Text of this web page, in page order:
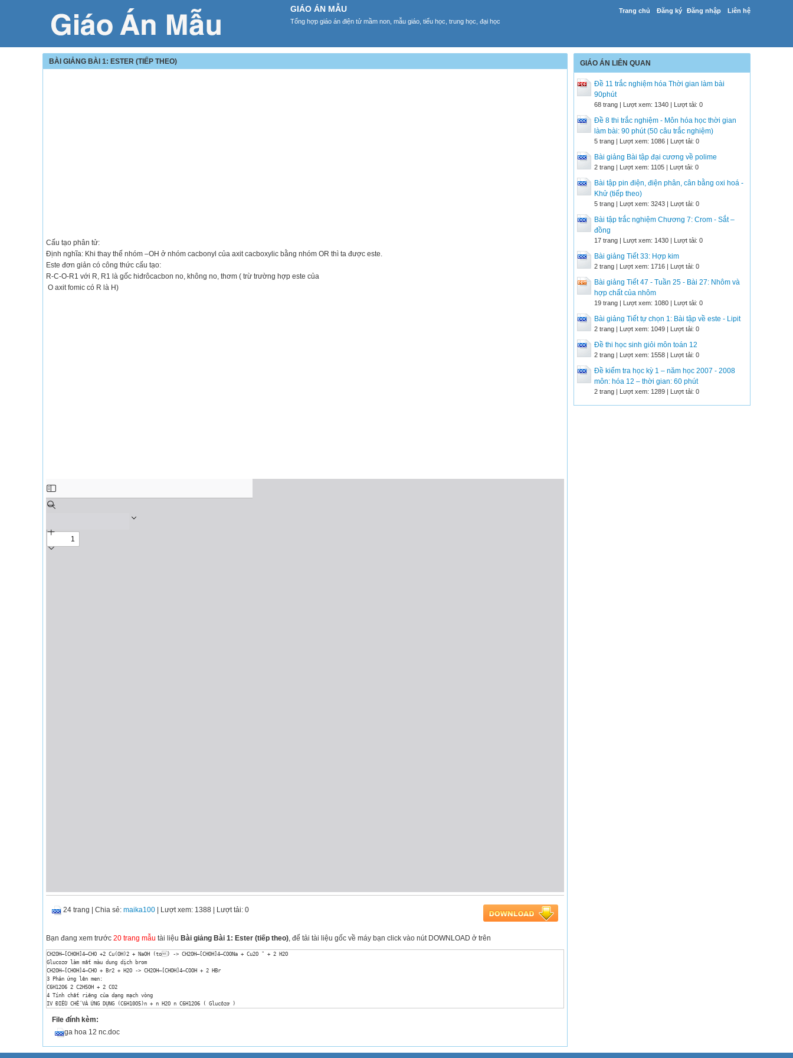
Trang chủ Đăng ký Đăng nhập Liên hệ
GIÁO ÁN MẪU
Tổng hợp giáo án điện tử mầm non, mẫu giáo, tiểu học, trung học, đại học
BÀI GIẢNG BÀI 1: ESTER (TIẾP THEO)
Cấu tạo phân tử:
Định nghĩa: Khi thay thế nhóm –OH ở nhóm cacbonyl của axit cacboxylic bằng nhóm OR thì ta được este.
Este đơn giản có công thức cấu tạo:
R-C-O-R1 với R, R1 là gốc hiđrôcacbon no, không no, thơm ( trừ trường hợp este của
O axit fomic có R là H)
24 trang Chia sẻ: maika100 | Lượt xem: 1388 | Lượt tải: 0
Bạn đang xem trước 20 trang mẫu tài liệu Bài giảng Bài 1: Ester (tiếp theo), để tải tài liệu gốc về máy bạn click vào nút DOWNLOAD ở trên
CH2OH–[CHOH]4–CHO +2 Cu(OH)2 + NaOH (to) -> CH2OH–[CHOH]4–COONa + Cu2O ¯ + 2 H2O
Glucozơ làm mất màu dung dịch brom
CH2OH–[CHOH]4–CHO + Br2 + H2O -> CH2OH–[CHOH]4–COOH + 2 HBr
3 Phản ứng lên men:
C6H12O6 2 C2H5OH + 2 CO2 ­
4 Tính chất riêng của dạng mạch vòng
IV ĐIỀU CHẾ VÀ ỨNG DỤNG (C6H10O5)n + n H2O n C6H12O6 ( Glucôzơ )
V ĐỒNG PHÂN CỦA GLUCÔZƠ LÀ FRÚCTÔZƠ
C6H12O6 có 5 nhóm –OH và 1 nhóm Xêton
6 5 4 3 2 1
	 O
File đính kèm:
ga hoa 12 nc.doc
GIÁO ÁN LIÊN QUAN
Đề 11 trắc nghiệm hóa Thời gian làm bài
90phút
68 trang | Lượt xem: 1340 | Lượt tải: 0
Đề 8 thi trắc nghiệm - Môn hóa học thời gian
làm bài: 90 phút (50 câu trắc nghiệm)
5 trang | Lượt xem: 1086 | Lượt tải: 0
Bài giảng Bài tập đại cương về polime
2 trang | Lượt xem: 1105 | Lượt tải: 0
Bài tập pin điện, điện phân, cân bằng oxi hoá -
Khử (tiếp theo)
5 trang | Lượt xem: 3243 | Lượt tải: 0
Bài tập trắc nghiệm Chương 7: Crom - Sắt –
đồng
17 trang | Lượt xem: 1430 | Lượt tải: 0
Bài giảng Tiết 33: Hợp kim
2 trang | Lượt xem: 1716 | Lượt tải: 0
Bài giảng Tiết 47 - Tuần 25 - Bài 27: Nhôm và
hợp chất của nhôm
19 trang | Lượt xem: 1080 | Lượt tải: 0
Bài giảng Tiết tự chọn 1: Bài tập về este - Lipit
2 trang | Lượt xem: 1049 | Lượt tải: 0
Đề thi học sinh giỏi môn toán 12
2 trang | Lượt xem: 1558 | Lượt tải: 0
Đề kiểm tra học kỳ 1 – năm học 2007 - 2008
môn: hóa 12 – thời gian: 60 phút
2 trang | Lượt xem: 1289 | Lượt tải: 0